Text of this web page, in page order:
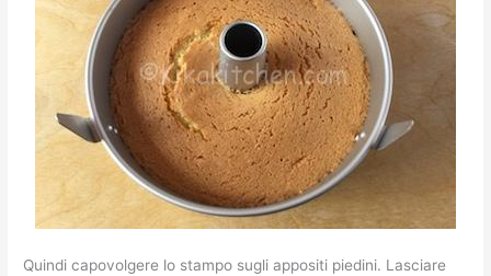
Quindi capovolgere lo stampo sugli appositi piedini. Lasciare